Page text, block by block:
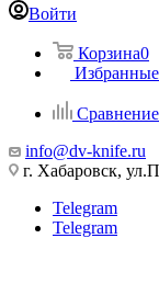
Войти
Корзина0
info@dv-knife.ru
г. Хабаровск,
Telegram
Telegram